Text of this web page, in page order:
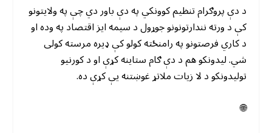
د دې پروګرام تنظیم کوونکي په دې باور دي چې په ولایتونو
کې د ورته نندارتونونو جوړول د سیمه ایز اقتصاد په وده او
د کاري فرصتونو په رامنځته کولو کې ډیره مرسته کولی
شي. لیدونکو هم د دې ګام ستاینه کړې او د کورنیو
تولیدونکو د لا زیات ملاتړ غوښتنه یې کړې ده.
🌐